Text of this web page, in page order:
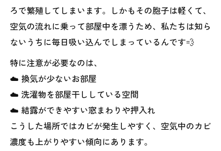
ろで繁殖してしまいます。しかもその胞子は軽くて、
空気の流れに乗って部屋中を漂うため、私たちは知ら
ないうちに毎日吸い込んでしまっているんです💨
特に注意が必要なのは、
☁️ 換気が少ないお部屋
☁️ 洗濯物を部屋干ししている空間
☁️ 結露ができやすい窓まわりや押入れ
こうした場所ではカビが発生しやすく、空気中のカビ
濃度も上がりやすい傾向にあります。